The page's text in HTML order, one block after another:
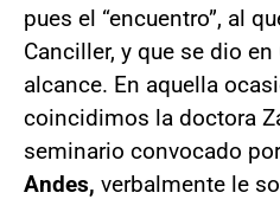
pues el “encuentro”, al
Canciller, y que se dio
alcance. En aquella
coincidimos la doctora
seminario convocado
Andes, verbalmente le